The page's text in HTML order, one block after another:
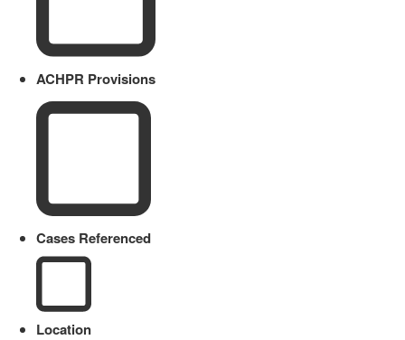
ACHPR Provisions
Cases Referenced
Location